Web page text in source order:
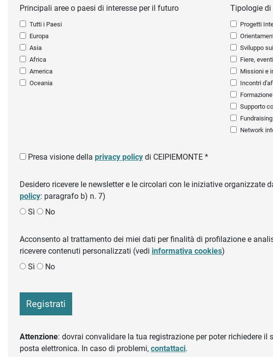
Principali aree o paesi di interesse per il futuro
Tutti i Paesi
Europa
Asia
Africa
America
Oceania
Tipologie di
Progetti
Sviluppo
Fiere,
Missioni e
Incontri
Formazione
Supporto
Network
Presa visione della privacy policy di CEIPIEMONTE *
Desidero ricevere le newsletter e le circolari con le iniziative organizzate
policy: paragrafo b) n. 7)
Sì
No
Acconsento al trattamento dei miei dati per finalità di profilazione e
ricevere contenuti personalizzati (vedi informativa cookies)
Sì
No
Registrati
Attenzione: dovrai convalidare la tua registrazione per poter richiedere
posta elettronica. In caso di problemi, contattaci.